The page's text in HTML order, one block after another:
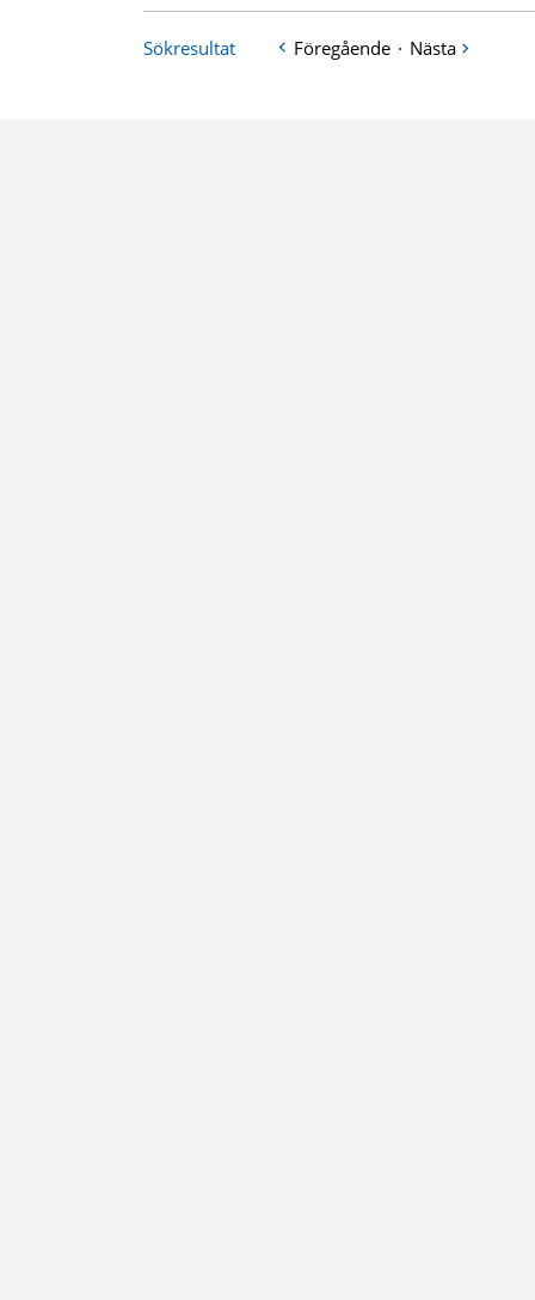
Sökresultat Föregående · Nästa